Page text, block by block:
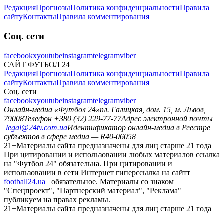
РедакцияПрогнозыПолитика конфиденциальностиПравила
сайтуКонтактыПравила комментирования
Соц. сети
facebookxyoutubeinstagramtelegramviber
САЙТ ФУТБОЛ 24
РедакцияПрогнозыПолитика конфиденциальностиПравила
сайтуКонтактыПравила комментирования
Соц. сети
facebookxyoutubeinstagramtelegramviber
Онлайн-медиа «Футбол 24»пл. Галицкая, дом. 15, м. Львов,
79008Телефон +380 (32) 229-77-77Адрес электронной почты
legal@24tv.com.uaИдентификатор онлайн-медиа в Реестре
субъектов в сфере медиа — R40-06058
21+Материалы сайта предназначены для лиц старше 21 года
При цитировании и использовании любых материалов ссылка
на "Футбол 24" обязательна. При цитировании и
использовании в сети Интернет гиперссылка на сайтт
football24.ua
обязательное. Материалы со знаком
"Спецпроект", "Партнерский материал", "Реклама"
публикуем на правах рекламы.
21+Материалы сайта предназначены для лиц старше 21 года